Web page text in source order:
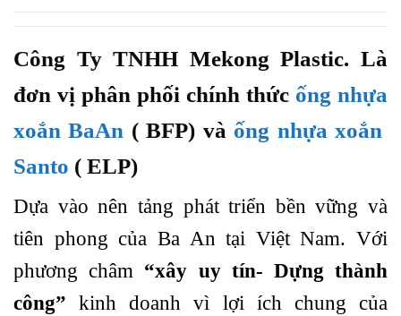
Công Ty TNHH Mekong Plastic. Là
đơn vị phân phối chính thức ống nhựa
xoắn BaAn ( BFP) và ống nhựa xoắn
Santo ( ELP)
Dựa vào nên tảng phát triển bền vững và
tiên phong của Ba An tại Việt Nam. Với
phương châm “xây uy tín- Dựng thành
công” kinh doanh vì lợi ích chung của